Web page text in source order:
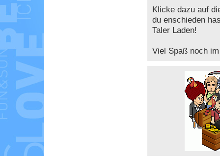
Klicke dazu auf
du enschieden
Taler Laden!
Viel Spaß noch